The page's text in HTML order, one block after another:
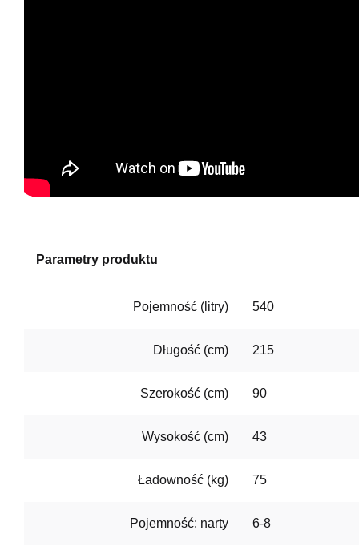
Parametry produktu
Pojemność (litry) 540
Długość (cm) 215
Szerokość (cm) 90
Wysokość (cm) 43
Ładowność (kg) 75
Pojemność: narty 6-8